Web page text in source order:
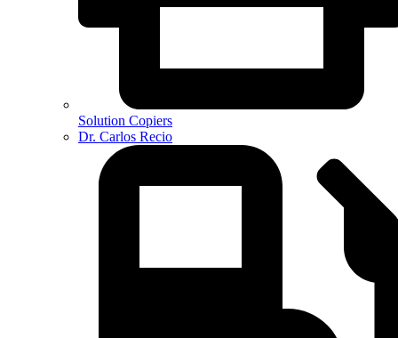
Solution Copiers
Dr. Carlos Recio